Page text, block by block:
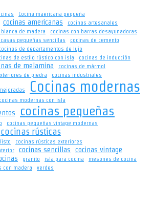
Cocina maericana pequeña
cocinas americanas cocinas artesanales
blanca de madera
cocinas con barras desayunadoras
pequeñas sencillas
cocinas de cemento
de departamentos de lujo
de estilo rústico con isla cocinas de inducción
de melamina
cocinas de mármol
de piedra cocinas industriales
Cocinas modernas
cocinas modernas con isla
cocinas pequeñas
cocinas pequeñas vintage modernas
cocinas rústicas
cocinas rústicas exteriores
cocinas sencillas cocinas vintage
granito isla para cocina
mesones de cocina
con madera
verdes